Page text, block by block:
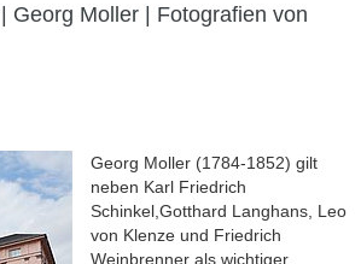
Georg Moller | Fotografien von
Georg Moller (1784-1852) gilt
neben Karl Friedrich
Schinkel,Gotthard Langhans, Leo
von Klenze und Friedrich
Weinbrenner als wichtiger